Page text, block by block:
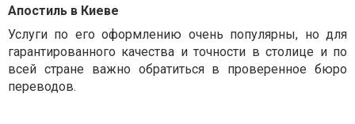
Апостиль в Киеве
Услуги по его оформлению очень популярны, но для
гарантированного качества и точности в столице и по
всей стране важно обратиться в проверенное бюро
переводов.